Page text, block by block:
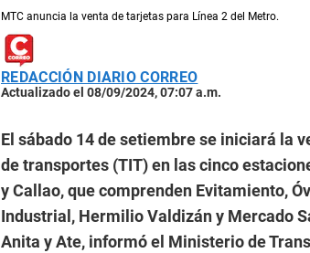
MTC anuncia la venta de tarjetas para Línea 2 del Metro.
REDACCIÓN DIARIO CORREO
Actualizado el 08/09/2024, 07:07 a.m.
El sábado 14 de setiembre se iniciará la
de transportes (TIT) en las cinco
y Callao, que comprenden Evitamiento,
Industrial, Hermilio Valdizán y Mercado
Anita y Ate, informó el Ministerio de